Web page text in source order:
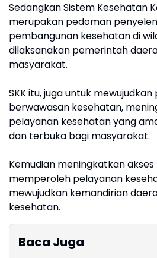
Sedangkan Sistem Kesehatan
merupakan pedoman
pembangunan kesehatan di
dilaksanakan pemerintah
masyarakat.
SKK itu, juga untuk
berwawasan kesehatan,
pelayanan kesehatan yang
dan terbuka bagi masyarakat.
Kemudian meningkatkan
memperoleh pelayanan
mewujudkan kemandirian
kesehatan.
Baca Juga